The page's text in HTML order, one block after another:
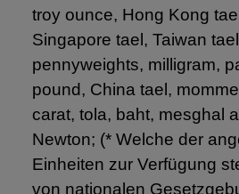
troy ounce, Hong Kong
Singapore tael, Taiwan
pennyweights, milligram,
pound, China tael,
carat, tola, baht, mesghal
Newton; (* Welche der
Einheiten zur Verfügung
von nationalen